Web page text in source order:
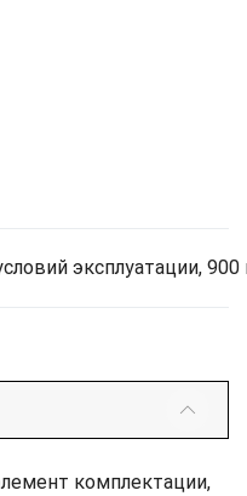
эксплуатации,
комплектации,